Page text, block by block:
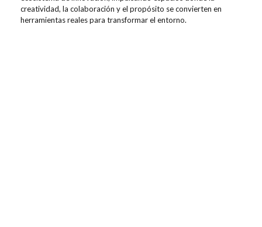
creatividad, la colaboración y el propósito se convierten en
herramientas reales para transformar el entorno.